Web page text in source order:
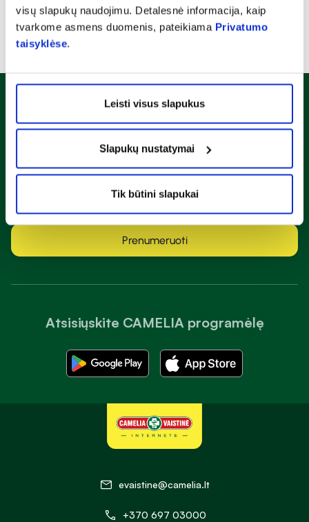
visų slapukų naudojimu. Detalesnė informacija, kaip
tvarkome asmens duomenis, pateikiama Privatumo
taisyklėse.
Leisti visus slapukus
Slapukų nustatymai
Tik būtini slapukai
Atsisiųskite CAMELIA programėlę
Naujienlaiškis
Sužinok apie nuolaidas ir specialius pasiūlymus!
privatumo taisyklėmis
Prenumeruoti
evaistine@camelia.lt
+370 697 03000